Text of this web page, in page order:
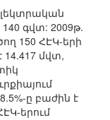
գվտ: 2009թ.
150 ՀԷԿ-երի
14.417 մվտ,
ը բաժին է
երում